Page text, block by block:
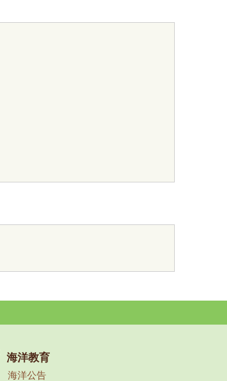
海洋教育
海洋公告